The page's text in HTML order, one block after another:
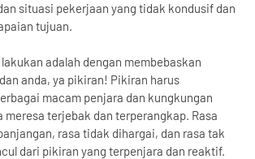
situasi pekerjaan yang tidak kondusif dan
tujuan.
adalah dengan membebaskan
anda, ya pikiran! Pikiran harus
macam penjara dan kungkungan
meresa terjebak dan terperangkap. Rasa
rasa tidak dihargai, dan rasa tak
dari pikiran yang terpenjara dan reaktif.